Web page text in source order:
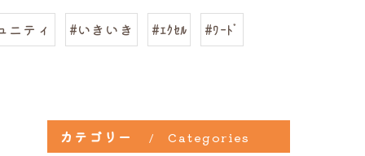
ニティ #いきいき #ｴｸｾﾙ
#ﾜｰﾄﾞ
カテゴリー Categories